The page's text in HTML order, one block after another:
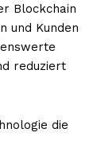
Blockchain
und Kunden
reduziert
die